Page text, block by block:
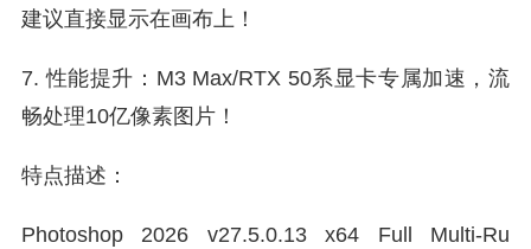
建议直接显示在画布上！
7. 性能提升：M3 Max/RTX 50系显卡专属加速，流
畅处理10亿像素图片！
特点描述：
Photoshop 2026 v27.5.0.13 x64 Full Multi-Ru